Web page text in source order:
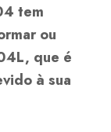
tem
ou
que é
à sua